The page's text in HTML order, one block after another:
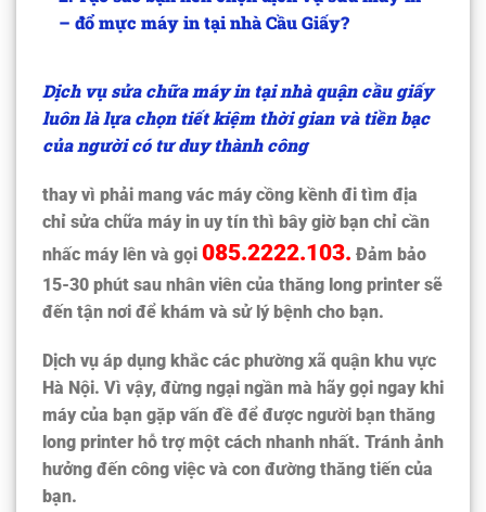
– đổ mực máy in tại nhà Cầu Giấy?
Dịch vụsửa chữa máy in tại nhà quận cầu giấy
luôn là lựa chọn tiết kiệm thời gian và tiền bạc
của người có tư duy thành công
thay vì phải mang vác máy cồng kềnh đi tìm địa
chỉ sửa chữa máy in uy tín thì bây giờ bạn chỉ cần
nhấc máy lên và gọi 085.2222.103. Đảm bảo
15-30 phút sau nhân viên của thăng long printer sẽ
đến tận nơi để khám và sử lý bệnh cho bạn.
Dịch vụ áp dụng khắc các phường xã quận khu vực
Hà Nội. Vì vậy, đừng ngại ngần mà hãy gọi ngay khi
máy của bạn gặp vấn đề để được người bạn thăng
long printer hỗ trợ một cách nhanh nhất. Tránh ảnh
hưởng đến công việc và con đường thăng tiến của
bạn.